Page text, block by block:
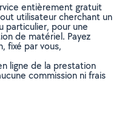
entièrement gratuit
utilisateur cherchant un
particulier, pour une
de matériel. Payez
fixé par vous,
ligne de la prestation
commission ni frais